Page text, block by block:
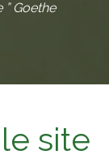
Goethe
site